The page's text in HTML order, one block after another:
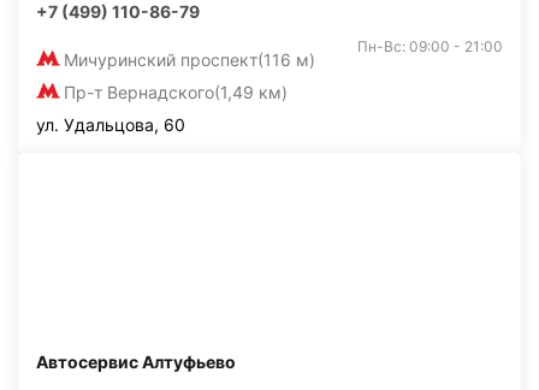
+7 (499) 110-86-79
Мичуринский проспект(116 м)
Пр-т Вернадского(1,49 км)
Пн-Вс: 09:00 - 21:00
ул. Удальцова, 60
Автосервис Алтуфьево